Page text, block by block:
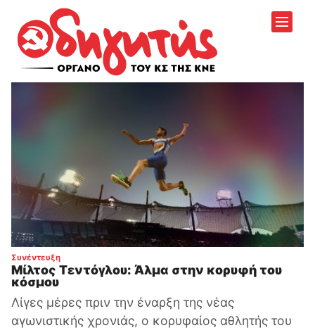
Συνέντευξη:
Μίλτος Τεντόγλου: Άλμα στην κορυφή του
κόσμου
Λίγες μέρες πριν την έναρξη της νέας
αγωνιστικής χρονιάς, ο κορυφαίος αθλητής του